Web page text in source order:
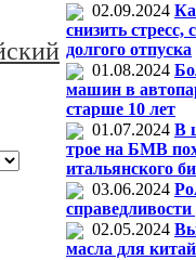
02.09.2024
снизить стресс,
долгого отпуска
01.08.2024
машин в
старше 10 лет
01.07.2024 В
трое на БМВ
итальянского
03.06.2024
02.05.2024
масла для